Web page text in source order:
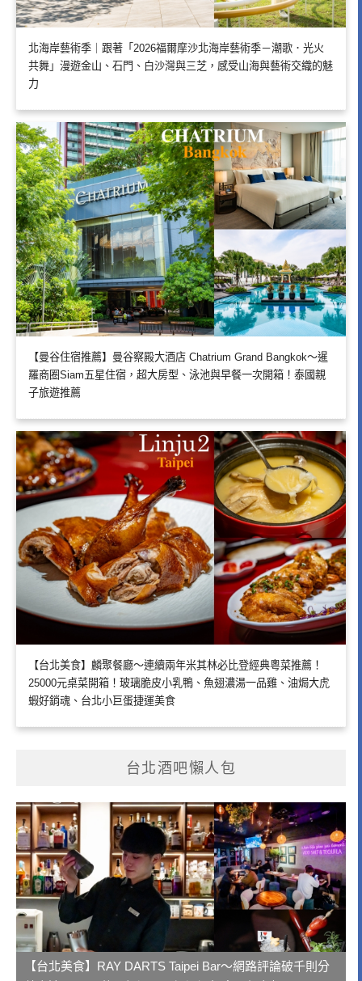
北海岸藝術季｜跟著「2026福爾摩沙北海岸藝術季－潮歌．光火
共舞」漫遊金山、石門、白沙灣與三芝，感受山海與藝術交織的魅
力
【曼谷住宿推薦】曼谷察殿大酒店 Chatrium Grand Bangkok～暹
羅商圈Siam五星住宿，超大房型、泳池與早餐一次開箱！泰國親
子旅遊推薦
【台北美食】麟聚餐廳～連續兩年米其林必比登經典粵菜推薦！
25000元桌菜開箱！玻璃脆皮小乳鴨、魚翅濃湯一品雞、油焗大虎
蝦好銷魂、台北小巨蛋捷運美食
台北酒吧懶人包
【台北美食】RAY DARTS Taipei Bar～網路評論破千則分